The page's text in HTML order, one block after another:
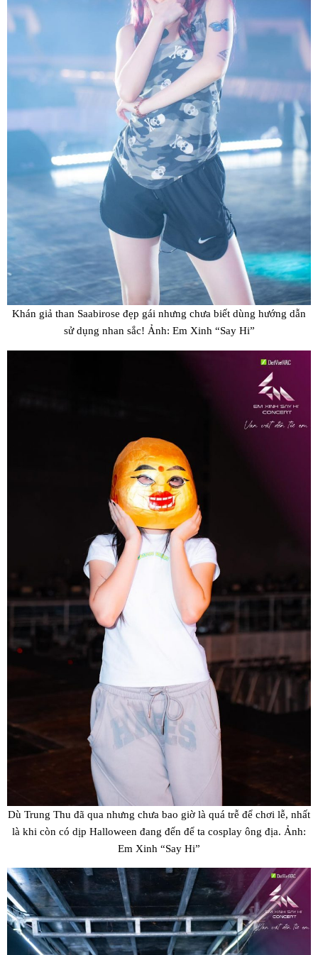
Khán giả than Saabirose đẹp gái nhưng chưa biết dùng hướng dẫn
sử dụng nhan sắc! Ảnh: Em Xinh “Say Hi”
Dù Trung Thu đã qua nhưng chưa bao giờ là quá trễ để chơi lễ, nhất
là khi còn có dịp Halloween đang đến để ta cosplay ông địa. Ảnh:
Em Xinh “Say Hi”